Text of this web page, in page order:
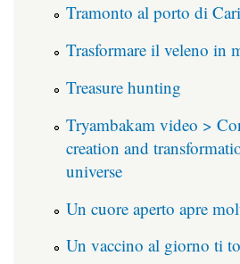
Tramonto al porto di
Trasformare il veleno in
Treasure hunting
Tryambakam video >
creation and
universe
Un cuore aperto apre
Un vaccino al giorno ti